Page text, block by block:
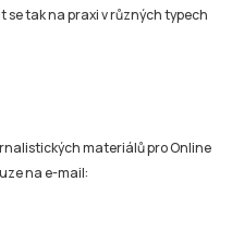
tak na praxi v různých typech
materiálů pro Online
na e-mail: